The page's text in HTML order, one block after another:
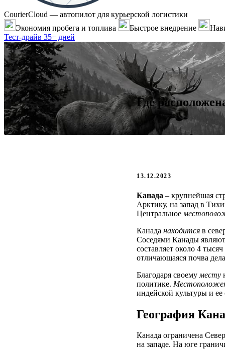
CourierCloud — автопилот для курьерской логистики
Экономия пробега и топлива
Быстрое внедрение
Тест-драйв 35+ дней
Где
13.12.2023
Канада – крупнейшая
Арктику, на запад в
Центральное
Канада находится в
Соседями Канады
составляет около 4
отличающаяся почва
Благодаря своему месту
политике.
индейской культуры и
География
Канада ограничена
на западе. На юге